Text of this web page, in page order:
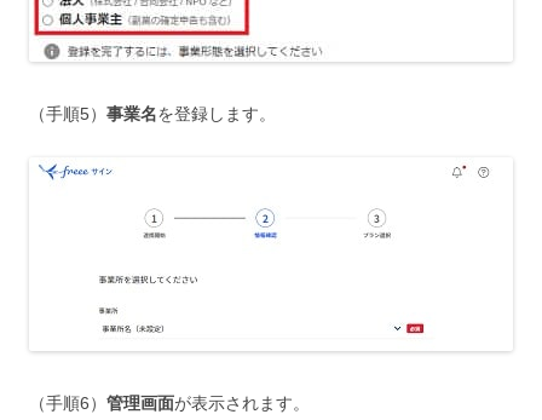
（手順5） 事業名を登録します。
（手順6） 管理画面が表示されます。